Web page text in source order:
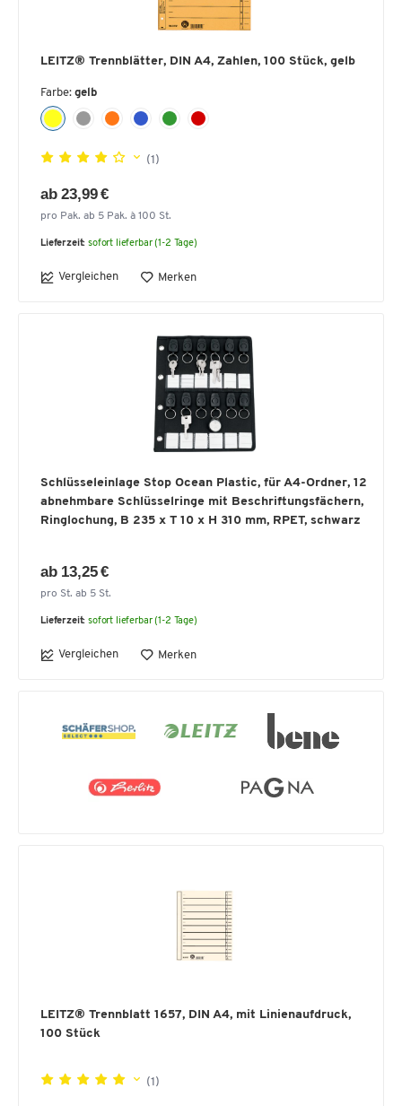
LEITZ® Trennblätter, DIN A4, Zahlen, 100 Stück, gelb
Farbe: gelb
(1)
ab 23,99 €
pro Pak. ab 5 Pak. à 100 St.
Lieferzeit: sofort lieferbar (1-2 Tage)
Vergleichen Merken
Schlüsseleinlage Stop Ocean Plastic, für A4-Ordner, 12
abnehmbare Schlüsselringe mit Beschriftungsfächern,
Ringlochung, B 235 x T 10 x H 310 mm, RPET, schwarz
ab 13,25 €
pro St. ab 5 St.
Lieferzeit: sofort lieferbar (1-2 Tage)
Vergleichen Merken
LEITZ® Trennblatt 1657, DIN A4, mit Linienaufdruck,
100 Stück
(1)